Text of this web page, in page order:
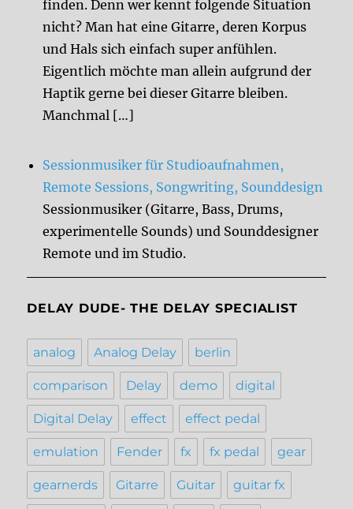
finden. Denn wer kennt folgende Situation
nicht? Man hat eine Gitarre, deren Korpus
und Hals sich einfach super anfühlen.
Eigentlich möchte man allein aufgrund der
Haptik gerne bei dieser Gitarre bleiben.
Manchmal […]
Sessionmusiker für Studioaufnahmen,
Remote Sessions, Songwriting, Sounddesign
Sessionmusiker (Gitarre, Bass, Drums,
experimentelle Sounds) und Sounddesigner
Remote und im Studio.
DELAY DUDE- THE DELAY SPECIALIST
analog Analog Delay berlin
comparison Delay demo digital
Digital Delay effect effect pedal
emulation Fender fx fx pedal gear
gearnerds Gitarre Guitar guitar fx